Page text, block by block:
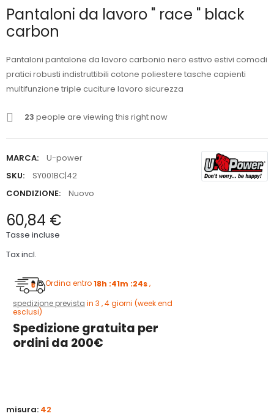
Pantaloni da lavoro " race " black
carbon
Pantaloni pantalone da lavoro carbonio nero estivo estivi comodi
pratici robusti indistruttibili cotone poliestere tasche capienti
multifunzione triple cuciture lavoro sicurezza
23 people are viewing this right now
MARCA:
U-power
SKU:
SY001BC|42
CONDIZIONE:
Nuovo
60,84 €
Tasse incluse
Tax incl.
Ordina entro18h :41m :23s,
spedizione prevista in 3 , 4 giorni (week end
esclusi)
Spedizione gratuita per
ordini da 200€
misura: 42